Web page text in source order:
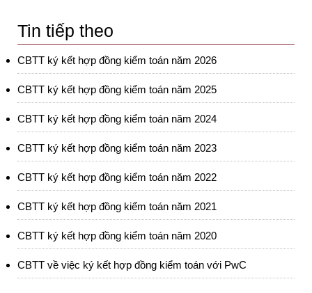
Tin tiếp theo
CBTT ký kết hợp đồng kiểm toán năm 2026
CBTT ký kết hợp đồng kiểm toán năm 2025
CBTT ký kết hợp đồng kiểm toán năm 2024
CBTT ký kết hợp đồng kiểm toán năm 2023
CBTT ký kết hợp đồng kiểm toán năm 2022
CBTT ký kết hợp đồng kiểm toán năm 2021
CBTT ký kết hợp đồng kiểm toán năm 2020
CBTT về việc ký kết hợp đồng kiểm toán với PwC